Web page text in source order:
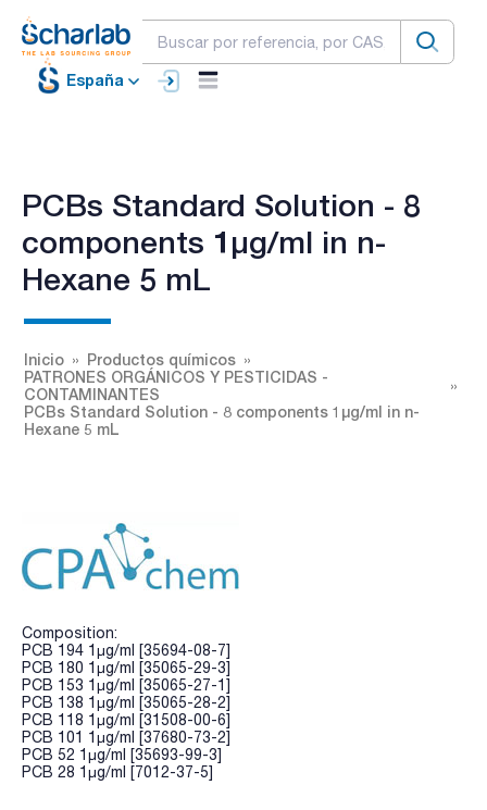
España
PCBs Standard Solution - 8
components 1µg/ml in n-
Hexane 5 mL
Inicio
Productos químicos
PATRONES ORGÁNICOS Y PESTICIDAS -
CONTAMINANTES
PCBs Standard Solution - 8 components 1µg/ml in n-
Hexane 5 mL
Composition:
PCB 194 1µg/ml [35694-08-7]
PCB 180 1µg/ml [35065-29-3]
PCB 153 1µg/ml [35065-27-1]
PCB 138 1µg/ml [35065-28-2]
PCB 118 1µg/ml [31508-00-6]
PCB 101 1µg/ml [37680-73-2]
PCB 52 1µg/ml [35693-99-3]
PCB 28 1µg/ml [7012-37-5]